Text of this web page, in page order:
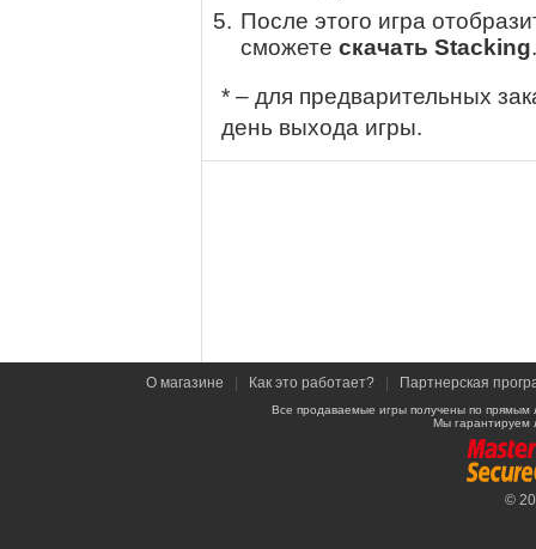
После этого игра
сможете скачать Stacking.
* – для предварительных
день выхода игры.
О магазине Как это работает? Партнерская
Все продаваемые игры получены по
Мы гарантируем
©